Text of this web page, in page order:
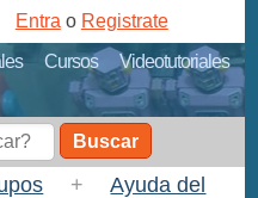
Cursos
Videotutoriales
Entra o Registrate
Buscar
+
Ayuda del